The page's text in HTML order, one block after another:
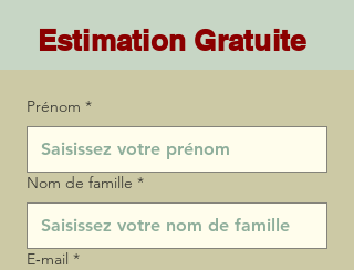
Estimation Gratuite
Prénom *
Nom de famille *
E‑mail *